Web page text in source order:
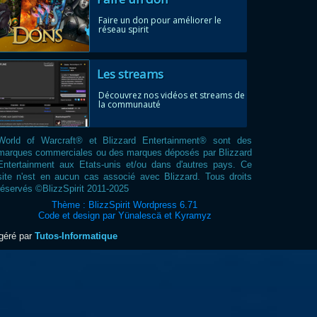
Faire un don pour améliorer le
réseau spirit
Les streams
Découvrez nos vidéos et streams de
la communauté
of Warcraft® et Blizzard Entertainment® sont des
commerciales ou des marques déposés par Blizzard
aux Etats-unis et/ou dans d'autres pays. Ce
n'est en aucun cas associé avec Blizzard. Tous droits
©BlizzSpirit 2011-2025
Thème : BlizzSpirit Wordpress 6.71
Code et design par Yünalescä et Kyramyz
par Tutos-Informatique